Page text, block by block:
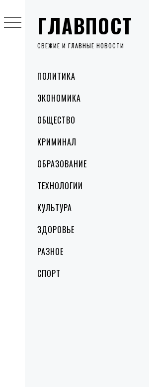
ГЛАВПОСТ
СВЕЖИЕ И ГЛАВНЫЕ НОВОСТИ
MenuПОЛИТИКА
ЭКОНОМИКА
ОБЩЕСТВО
КРИМИНАЛ
ОБРАЗОВАНИЕ
ТЕХНОЛОГИИ
КУЛЬТУРА
ЗДОРОВЬЕ
РАЗНОЕ
СПОРТ
to
content